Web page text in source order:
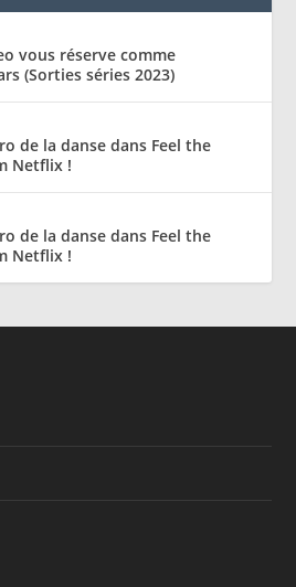
vous réserve comme
(Sorties séries 2023)
de la danse dans Feel the
Netflix !
de la danse dans Feel the
Netflix !